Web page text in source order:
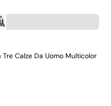
Calze Da Uomo Multicolor